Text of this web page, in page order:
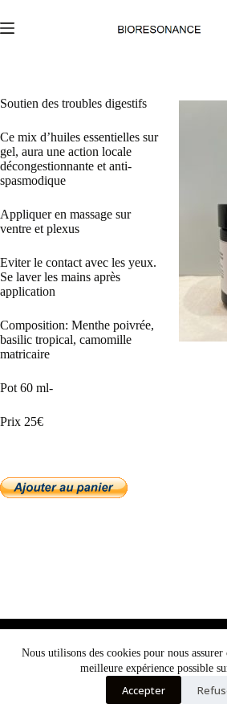
au
contenu
Nous utilisons des cookies pour nous
meilleure expérience possible
Accepter
Soutien des troubles digestifs
Ce mix d’huiles essentielles sur
gel, aura une action locale
décongestionnante et anti-
spasmodique
Appliquer en massage sur
ventre et plexus
Eviter le contact avec les yeux.
Se laver les mains après
application
Composition: Menthe poivrée,
basilic tropical, camomille
matricaire
Pot 60 ml-
Prix 25€
Mentions légales
Politique de confidentialité
expérience sur notre site web. Si vous
site, nous supposerons que vous